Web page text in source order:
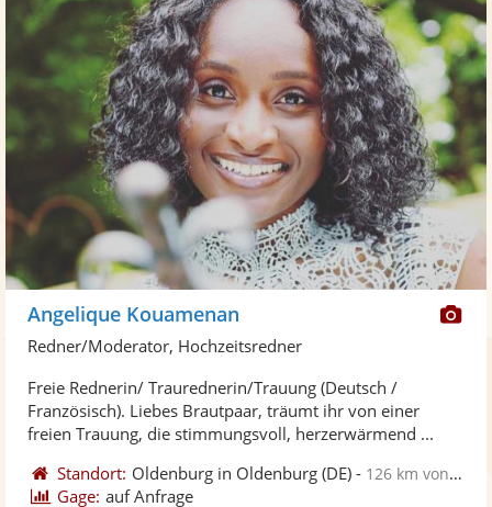
Angelique Kouamenan
Redner/Moderator, Hochzeitsredner
Freie Rednerin/ Traurednerin/Trauung (Deutsch /
Französisch). Liebes Brautpaar, träumt ihr von einer
freien Trauung, die stimmungsvoll, herzerwärmend ...
Standort: Oldenburg in Oldenburg (DE) - 126 km von Garbsen
Gage: auf Anfrage